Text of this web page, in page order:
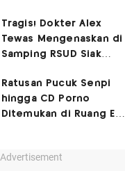
Tragis! Dokter Alex
Tewas Mengenaskan di
Samping RSUD Siak
Rocuronium
Ratusan Pucuk Senpi
hingga CD Porno
Ditemukan di Ruang Eks
Advertisement